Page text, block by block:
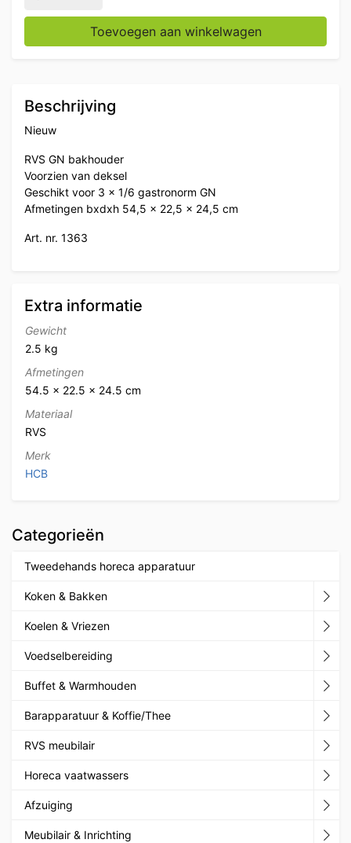
Toevoegen aan winkelwagen
Beschrijving
Nieuw
RVS GN bakhouder
Voorzien van deksel
Geschikt voor 3 x 1/6 gastronorm GN
Afmetingen bxdxh 54,5 x 22,5 x 24,5 cm
Art. nr. 1363
Extra informatie
Gewicht
2.5 kg
Afmetingen
54.5 × 22.5 × 24.5 cm
Materiaal
RVS
Merk
HCB
Categorieën
Tweedehands horeca apparatuur
Koken & Bakken
Koelen & Vriezen
Voedselbereiding
Buffet & Warmhouden
Barapparatuur & Koffie/Thee
RVS meubilair
Horeca vaatwassers
Afzuiging
Meubilair & Inrichting